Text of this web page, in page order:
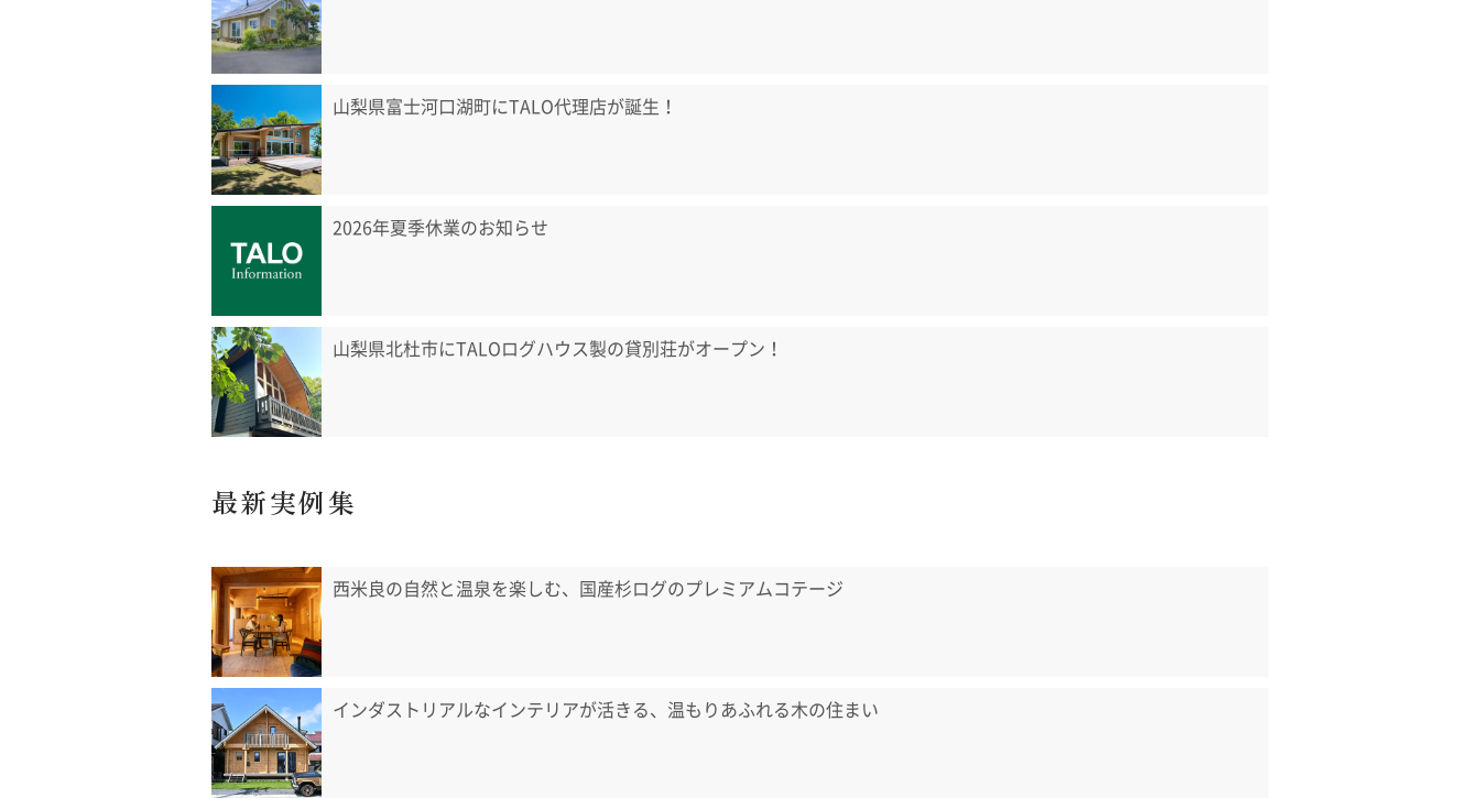
山梨県富士河口湖町にTALO代理店が誕生！
2026年夏季休業のお知らせ
山梨県北杜市にTALOログハウス製の貸別荘がオープン！
最新実例集
西米良の自然と温泉を楽しむ、国産杉ログのプレミアムコテージ
インダストリアルなインテリアが活きる、温もりあふれる木の住まい